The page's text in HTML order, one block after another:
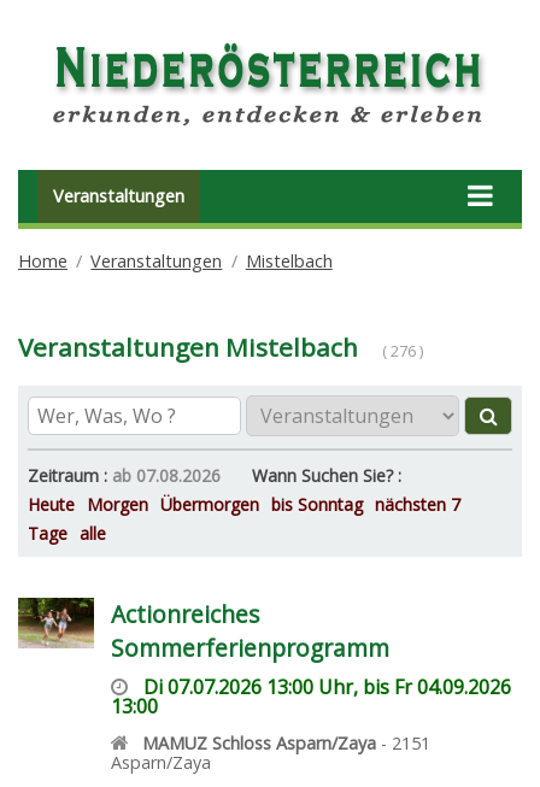
Veranstaltungen
Home Veranstaltungen Mistelbach
Veranstaltungen Mistelbach ( 276 )
Zeitraum : ab 07.08.2026
Wann Suchen Sie? :
Heute Morgen Übermorgen bis Sonntag nächsten 7
Tage alle
Actionreiches
Sommerferienprogramm
Di 07.07.2026 13:00 Uhr, bis Fr 04.09.2026
13:00
MAMUZ Schloss Asparn/Zaya - 2151
Asparn/Zaya